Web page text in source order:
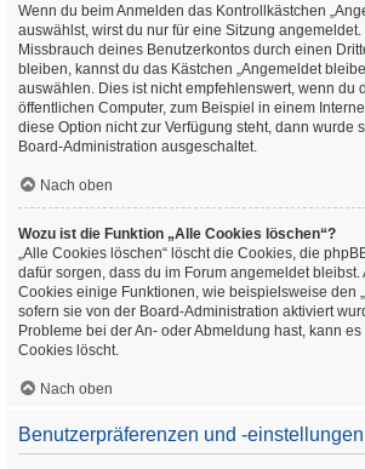
Wenn du beim Anmelden das Kontrollkästchen
auswählst, wirst du nur für eine Sitzung
Missbrauch deines Benutzerkontos durch einen
bleiben, kannst du das Kästchen „Angemeldet
auswählen. Dies ist nicht empfehlenswert, wenn du
öffentlichen Computer, zum Beispiel in einem
diese Option nicht zur Verfügung steht, dann wurde
Board-Administration ausgeschaltet.
Nach oben
Wozu ist die Funktion „Alle Cookies löschen“?
„Alle Cookies löschen“ löscht die Cookies, die
dafür sorgen, dass du im Forum angemeldet
Cookies einige Funktionen, wie beispielsweise den
sofern sie von der Board-Administration aktiviert
Probleme bei der An- oder Abmeldung hast, kann
Cookies löscht.
Nach oben
Benutzerpräferenzen und -einstellungen